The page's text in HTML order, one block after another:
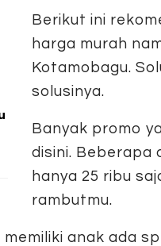
Berikut ini
harga murah
Kotamobagu.
solusinya.
Banyak promo
disini. Beberapa
hanya 25 ribu
rambutmu.
anak ada